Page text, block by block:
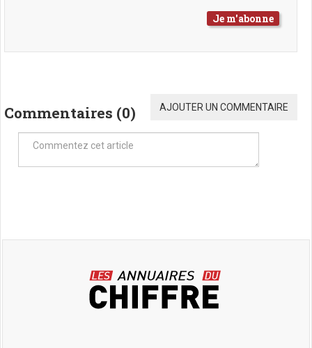
Je m'abonne
Commentaires (0) AJOUTER UN COMMENTAIRE